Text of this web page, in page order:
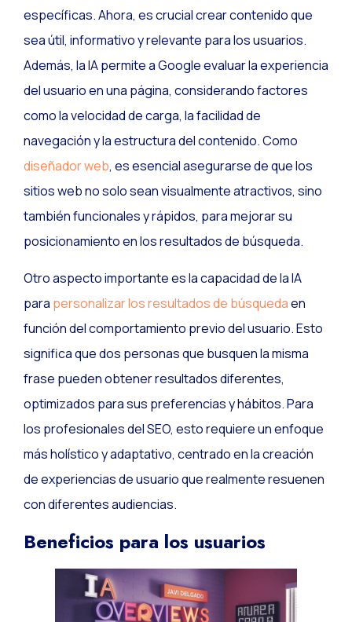
específicas. Ahora, es crucial crear contenido que
sea útil, informativo y relevante para los usuarios.
Además, la IA permite a Google evaluar la experiencia
del usuario en una página, considerando factores
como la velocidad de carga, la facilidad de
navegación y la estructura del contenido. Como
diseñador web, es esencial asegurarse de que los
sitios web no solo sean visualmente atractivos, sino
también funcionales y rápidos, para mejorar su
posicionamiento en los resultados de búsqueda.
Otro aspecto importante es la capacidad de la IA
para personalizar los resultados de búsquedaen
función del comportamiento previo del usuario. Esto
significa que dos personas que busquen la misma
frase pueden obtener resultados diferentes,
optimizados para sus preferencias y hábitos. Para
los profesionales del SEO, esto requiere un enfoque
más holístico y adaptativo, centrado en la creación
de experiencias de usuario que realmente resuenen
con diferentes audiencias.
Beneficios para los usuarios